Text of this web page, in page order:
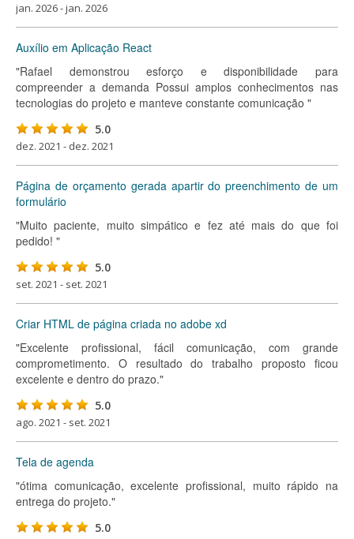
jan. 2026 - jan. 2026
Auxílio em Aplicação React
"Rafael demonstrou esforço e disponibilidade para
compreender a demanda Possui amplos conhecimentos nas
tecnologias do projeto e manteve constante comunicação "
5.0
dez. 2021 - dez. 2021
Página de orçamento gerada apartir do preenchimento de um
formulário
"Muito paciente, muito simpático e fez até mais do que foi
pedido! "
5.0
set. 2021 - set. 2021
Criar HTML de página criada no adobe xd
"Excelente profissional, fácil comunicação, com grande
comprometimento. O resultado do trabalho proposto ficou
excelente e dentro do prazo."
5.0
ago. 2021 - set. 2021
Tela de agenda
"ótima comunicação, excelente profissional, muito rápido na
entrega do projeto."
5.0